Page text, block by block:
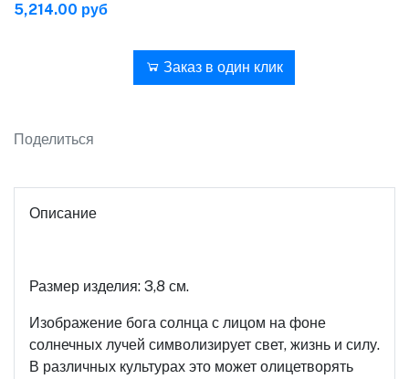
5,214.00 руб
Заказ в один клик
Поделиться
Описание
Размер изделия: 3,8 см.
Изображение бога солнца с лицом на фоне
солнечных лучей символизирует свет, жизнь и силу.
В различных культурах это может олицетворять